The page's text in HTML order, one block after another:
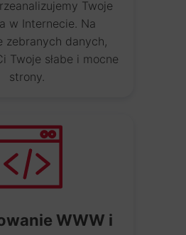
Twoje
w Internecie. Na
zebranych danych,
Twoje słabe i mocne
strony.
WWW i